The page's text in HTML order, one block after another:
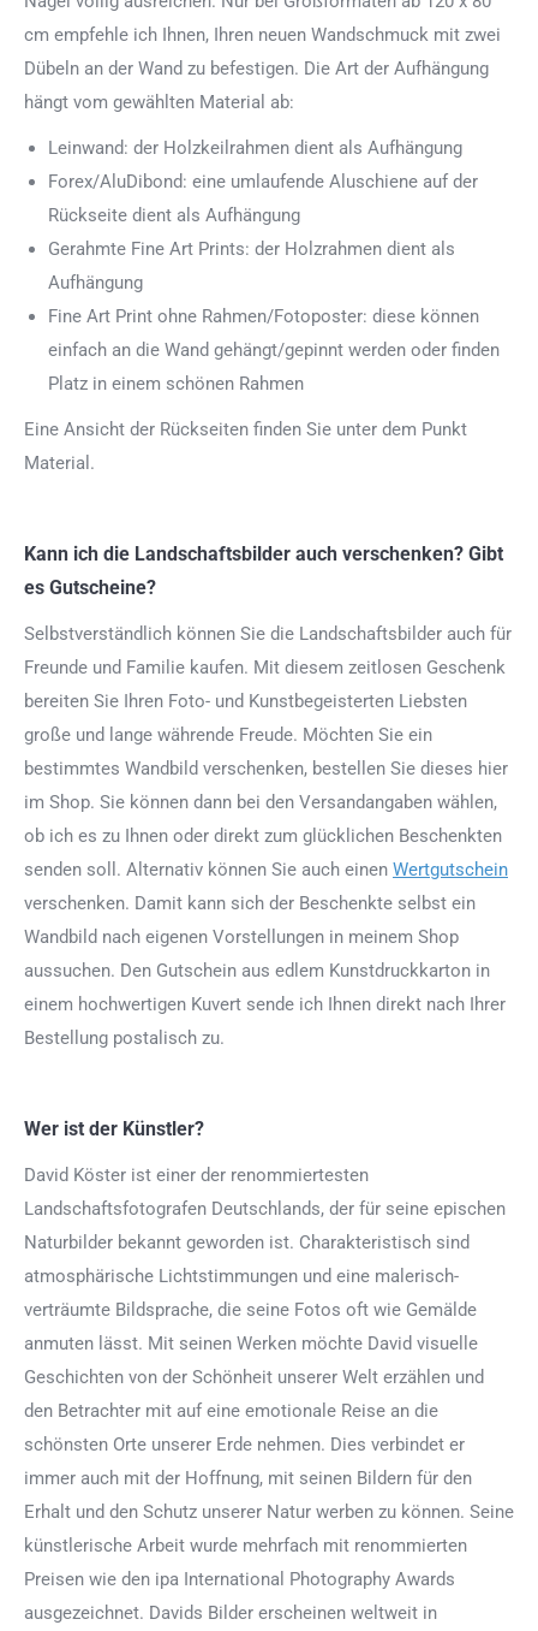
cm empfehle ich Ihnen, Ihren neuen Wandschmuck mit zwei
Dübeln an der Wand zu befestigen. Die Art der Aufhängung
hängt vom gewählten Material ab:
Leinwand: der Holzkeilrahmen dient als Aufhängung
Forex/AluDibond: eine umlaufende Aluschiene auf der
Rückseite dient als Aufhängung
Gerahmte Fine Art Prints: der Holzrahmen dient als
Aufhängung
Fine Art Print ohne Rahmen/Fotoposter: diese können
einfach an die Wand gehängt/gepinnt werden oder finden
Platz in einem schönen Rahmen
Eine Ansicht der Rückseiten finden Sie unter dem Punkt
Material.
Kann ich die Landschaftsbilder auch verschenken? Gibt
es Gutscheine?
Selbstverständlich können Sie die Landschaftsbilder auch für
Freunde und Familie kaufen. Mit diesem zeitlosen Geschenk
bereiten Sie Ihren Foto- und Kunstbegeisterten Liebsten
große und lange währende Freude. Möchten Sie ein
bestimmtes Wandbild verschenken, bestellen Sie dieses hier
im Shop. Sie können dann bei den Versandangaben wählen,
ob ich es zu Ihnen oder direkt zum glücklichen Beschenkten
senden soll. Alternativ können Sie auch einen Wertgutschein
verschenken. Damit kann sich der Beschenkte selbst ein
Wandbild nach eigenen Vorstellungen in meinem Shop
aussuchen. Den Gutschein aus edlem Kunstdruckkarton in
einem hochwertigen Kuvert sende ich Ihnen direkt nach Ihrer
Bestellung postalisch zu.
Wer ist der Künstler?
David Köster ist einer der renommiertesten
Landschaftsfotografen Deutschlands, der für seine epischen
Naturbilder bekannt geworden ist. Charakteristisch sind
atmosphärische Lichtstimmungen und eine malerisch-
verträumte Bildsprache, die seine Fotos oft wie Gemälde
anmuten lässt. Mit seinen Werken möchte David visuelle
Geschichten von der Schönheit unserer Welt erzählen und
den Betrachter mit auf eine emotionale Reise an die
schönsten Orte unserer Erde nehmen. Dies verbindet er
immer auch mit der Hoffnung, mit seinen Bildern für den
Erhalt und den Schutz unserer Natur werben zu können. Seine
künstlerische Arbeit wurde mehrfach mit renommierten
Preisen wie den ipa International Photography Awards
ausgezeichnet. Davids Bilder erscheinen weltweit in